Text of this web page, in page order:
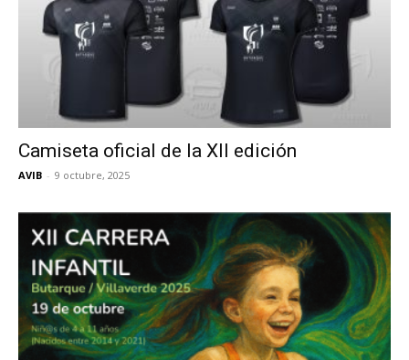
Camiseta oficial de la XII edición
AVIB - 9 octubre, 2025